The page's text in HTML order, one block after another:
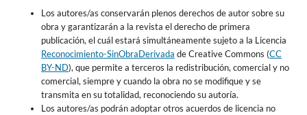
Los autores/as conservarán plenos derechos de autor sobre su
obra y garantizarán a la revista el derecho de primera
publicación, el cuál estará simultáneamente sujeto a la Licencia
Reconocimiento-SinObraDerivada de Creative Commons (CC
BY-ND), que permite a terceros la redistribución, comercial y no
comercial, siempre y cuando la obra no se modifique y se
transmita en su totalidad, reconociendo su autoría.
Los autores/as podrán adoptar otros acuerdos de licencia no